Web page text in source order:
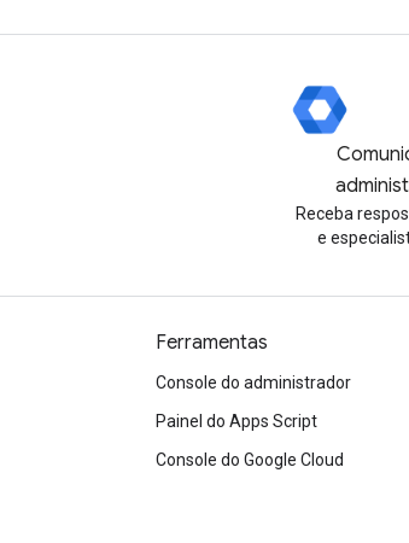
Receba
e
Ferramentas
Console do administrador
Painel do Apps Script
Console do Google Cloud